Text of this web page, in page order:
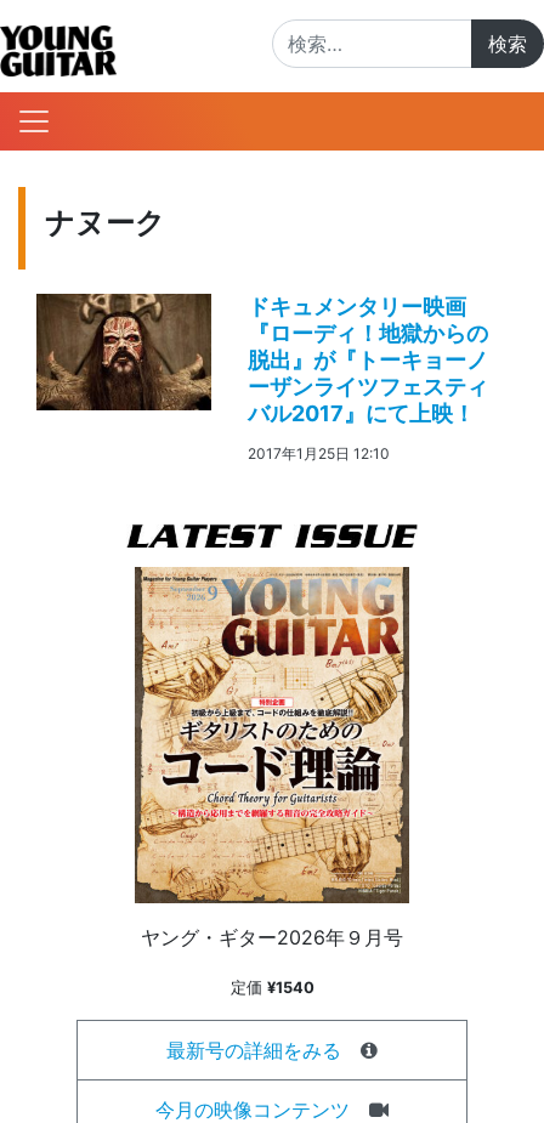
ナヌーク
ドキュメンタリー映画
『ローディ！地獄からの
脱出』が『トーキョーノ
ーザンライツフェスティ
バル2017』にて上映！
2017年1月25日 12:10
ヤング・ギター2026年９月号
定価 ¥1540
最新号の詳細をみる
今月の映像コンテンツ